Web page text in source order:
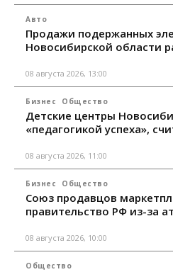
Авто
Продажи подержанных
Новосибирской области
08 августа 2026, 13:00
Бизнес Общество
Детские центры
«педагогикой успеха»,
08 августа 2026, 11:00
Бизнес Общество
Союз продавцов
правительство РФ из-за
08 августа 2026, 10:00
Общество